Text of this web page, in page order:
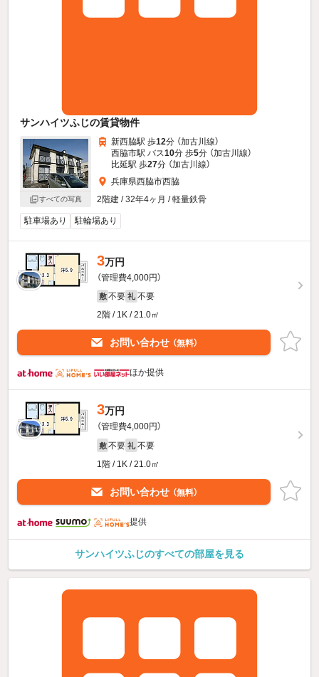
サンハイツふじの賃貸物件
すべての写真
新西脇駅 歩12分 （加古川線）
西脇市駅 バス10分 歩5分 （加古川線）
比延駅 歩27分 （加古川線）
兵庫県西脇市西脇
2階建 / 32年4ヶ月 / 軽量鉄骨
駐車場あり 駐輪場あり
3万円
（管理費4,000円）
敷 不要 礼 不要
2階 / 1K / 21.0㎡
お問い合わせ （無料）
ほか提供
3万円
（管理費4,000円）
敷 不要 礼 不要
1階 / 1K / 21.0㎡
お問い合わせ （無料）
提供
サンハイツふじのすべての部屋を見る